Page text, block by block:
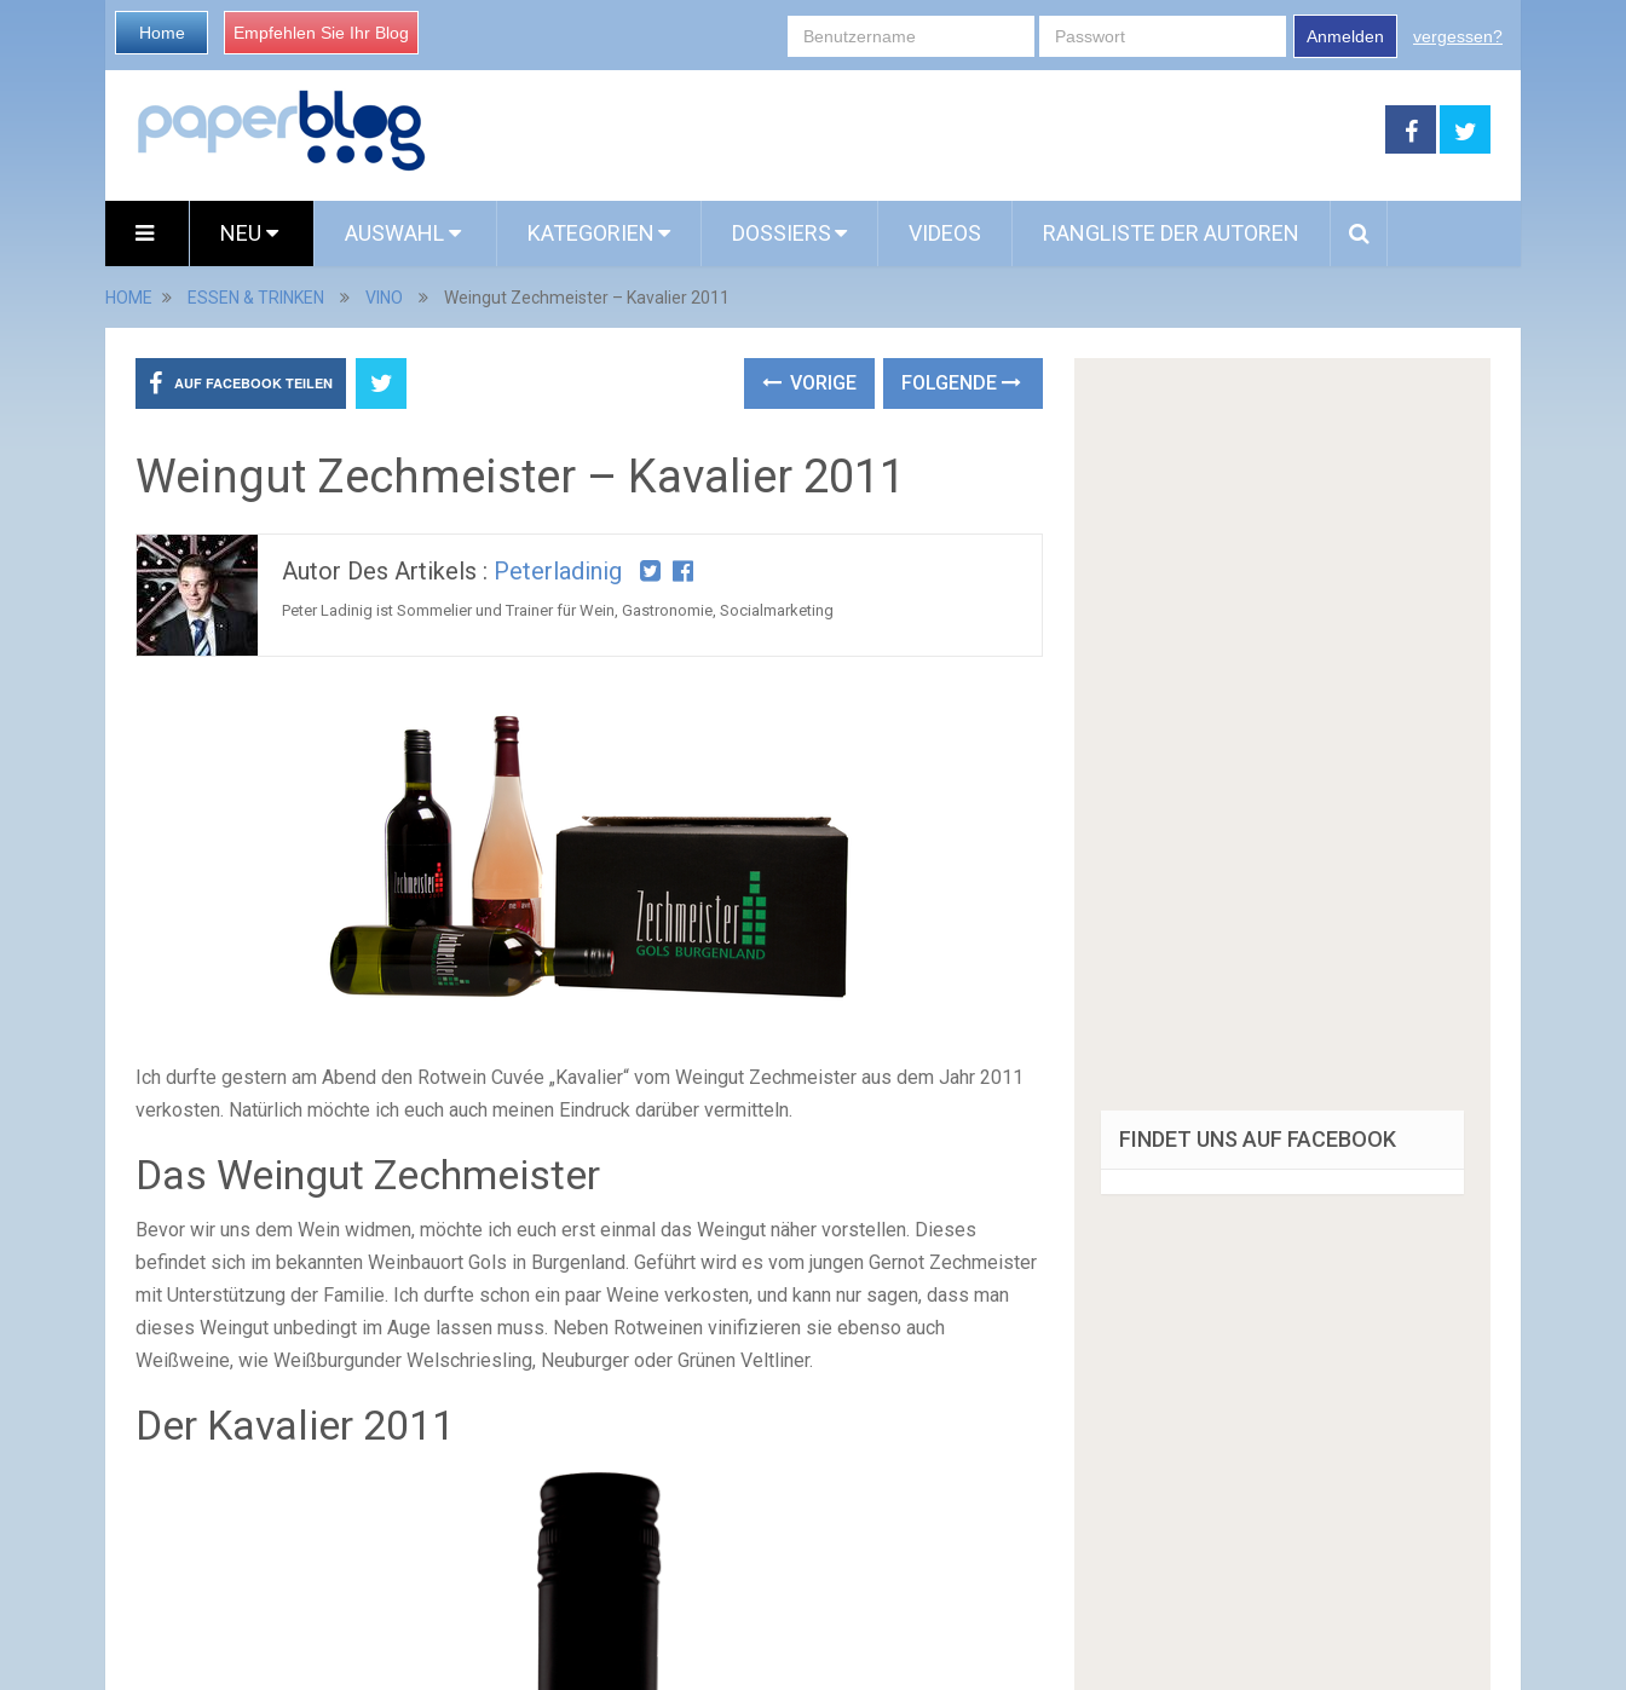
Home Empfehlen Sie Ihr Blog Anmelden vergessen?
NEU AUSWAHL KATEGORIEN DOSSIERS VIDEOS RANGLISTE DER AUTOREN
HOME ESSEN & TRINKEN VINO Weingut Zechmeister – Kavalier 2011
AUF FACEBOOK TEILEN VORIGE FOLGENDE
Weingut Zechmeister – Kavalier 2011
Autor Des Artikels : Peterladinig
Peter Ladinig ist Sommelier und Trainer für Wein, Gastronomie, Socialmarketing
Ich durfte gestern am Abend den Rotwein Cuvée „Kavalier“ vom Weingut Zechmeister aus dem Jahr 2011
verkosten. Natürlich möchte ich euch auch meinen Eindruck darüber vermitteln.
Das Weingut Zechmeister
Bevor wir uns dem Wein widmen, möchte ich euch erst einmal das Weingut näher vorstellen. Dieses
befindet sich im bekannten Weinbauort Gols in Burgenland. Geführt wird es vom jungen Gernot Zechmeister
mit Unterstützung der Familie. Ich durfte schon ein paar Weine verkosten, und kann nur sagen, dass man
dieses Weingut unbedingt im Auge lassen muss. Neben Rotweinen vinifizieren sie ebenso auch
Weißweine, wie Weißburgunder Welschriesling, Neuburger oder Grünen Veltliner.
Der Kavalier 2011
FINDET UNS AUF FACEBOOK